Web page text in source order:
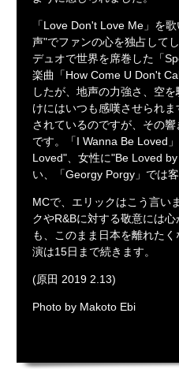
「Love Don't Love Me」を
声"でファンの心を独占して
デュオで世界を席巻した「
楽曲「How Come U Don't
したが、地声の力強さ、空
けにはいつも感嘆させられ
されているのですが、その
です。「I Wanna Be Loved
Loved"、女性に"Be Loved
い、「Georgy Porgy」では
MCで、エリックはこう言い
クやR&Bに対する敬意には
も、このまま日本を離れた
演は15日まで続きます。
(原田 2019 2.13)
Photo by Makoto Ebi